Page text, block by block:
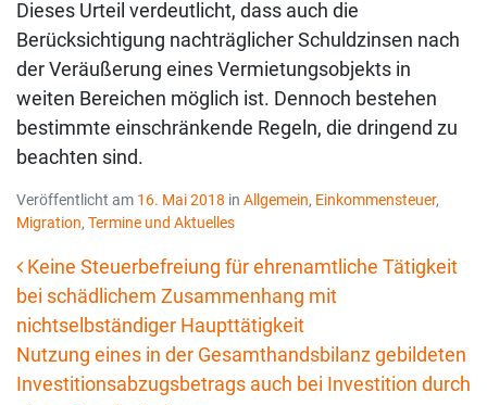
Dieses Urteil verdeutlicht, dass auch die
Berücksichtigung nachträglicher Schuldzinsen nach
der Veräußerung eines Vermietungsobjekts in
weiten Bereichen möglich ist. Dennoch bestehen
bestimmte einschränkende Regeln, die dringend zu
beachten sind.
Veröffentlicht am 16. Mai 2018 in Allgemein, Einkommensteuer,
Migration, Termine und Aktuelles
Beitrags-Navigation
Keine Steuerbefreiung für ehrenamtliche Tätigkeit
bei schädlichem Zusammenhang mit
nichtselbständiger Haupttätigkeit
Nutzung eines in der Gesamthandsbilanz gebildeten
Investitionsabzugsbetrags auch bei Investition durch